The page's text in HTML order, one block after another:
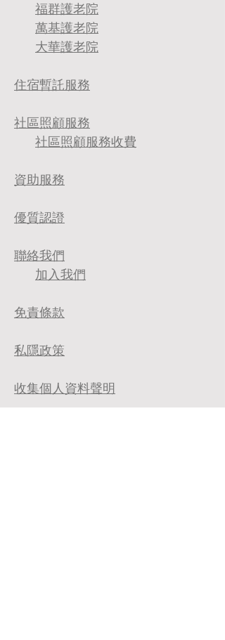
福群護老院
萬基護老院
大華護老院
住宿暫託服務
社區照顧服務
社區照顧服務收費
​資助服務
優質認證
​聯絡我們
加入我們
免責條款
私隱政策
​收集個人資料聲明